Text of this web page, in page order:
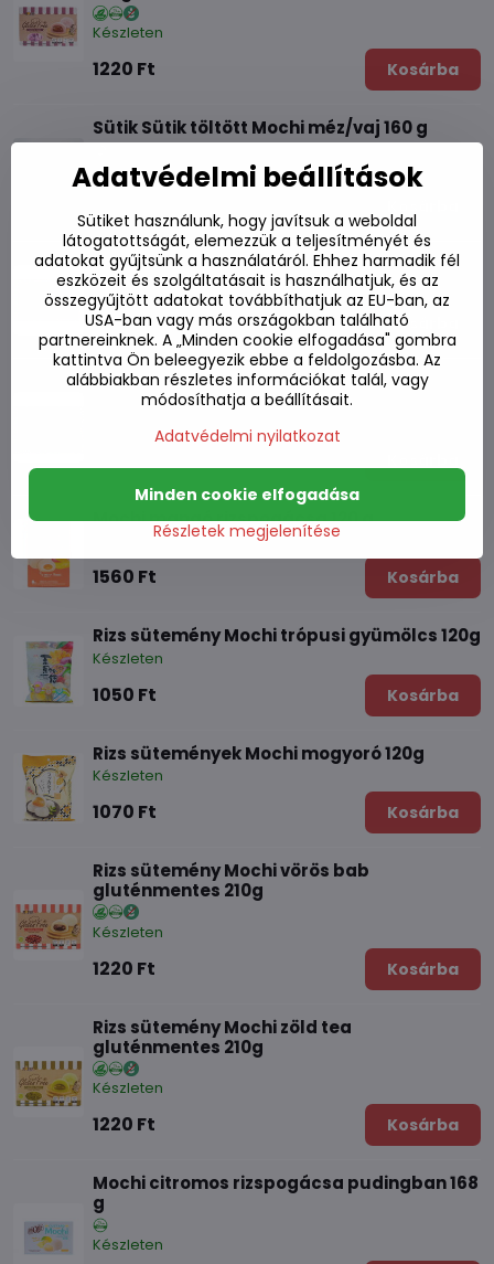
Készleten
1220 Ft Kosárba
Sütik Sütik töltött Mochi méz/vaj 160 g
Készleten
Rizs sütemények Mochi Mix 450g
Készleten
2720 Ft Kosárba
Rizspogácsák Mochi Taro 210g
Mochi mangó rizspogácsa 120 g
Készleten
1560 Ft Kosárba
Rizs sütemény Mochi trópusi gyümölcs 120g
Készleten
1050 Ft Kosárba
Rizs sütemények Mochi mogyoró 120g
Készleten
1070 Ft Kosárba
Rizs sütemény Mochi vörös bab
gluténmentes 210g
Készleten
1220 Ft Kosárba
Rizs sütemény Mochi zöld tea
gluténmentes 210g
Készleten
1220 Ft Kosárba
Mochi citromos rizspogácsa pudingban 168
g
Készleten
Adatvédelmi beállítások
Sütiket használunk, hogy javítsuk a weboldal
látogatottságát, elemezzük a teljesítményét és
adatokat gyűjtsünk a használatáról. Ehhez harmadik fél
eszközeit és szolgáltatásait is használhatjuk, és az
összegyűjtött adatokat továbbíthatjuk az EU-ban, az
USA-ban vagy más országokban található
partnereinknek. A „Minden cookie elfogadása" gombra
kattintva Ön beleegyezik ebbe a feldolgozásba. Az
alábbiakban részletes információkat talál, vagy
módosíthatja a beállításait.
Adatvédelmi nyilatkozat
Részletek megjelenítése
Minden cookie elfogadása